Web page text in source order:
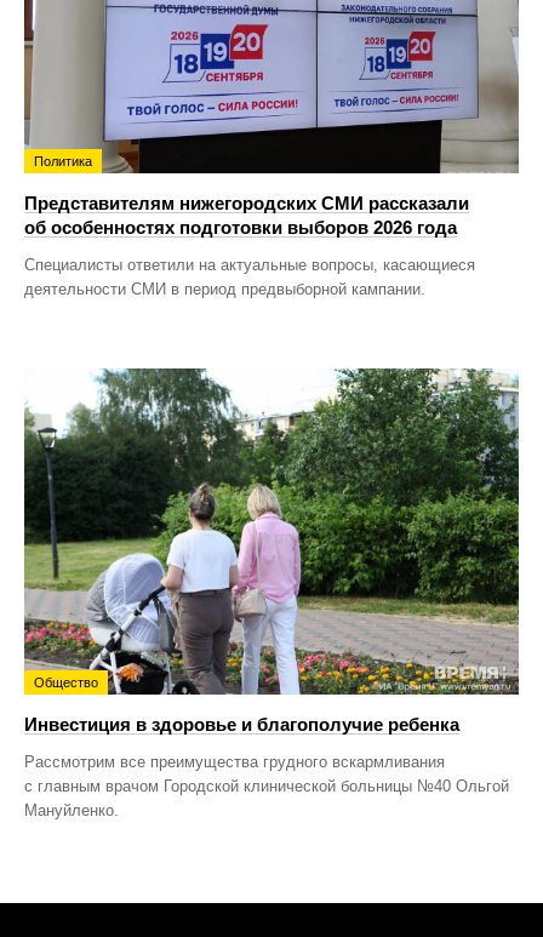
Политика
Представителям нижегородских СМИ рассказали
об особенностях подготовки выборов 2026 года
Специалисты ответили на актуальные вопросы, касающиеся
деятельности СМИ в период предвыборной кампании.
Общество
Инвестиция в здоровье и благополучие ребенка
Рассмотрим все преимущества грудного вскармливания
с главным врачом Городской клинической больницы №40 Ольгой
Мануйленко.